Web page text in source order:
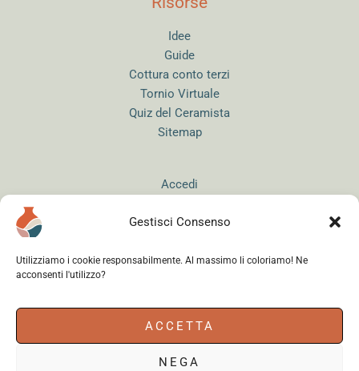
Gestisci Consenso
Utilizziamo i cookie responsabilmente. Al massimo li coloriamo! Ne
acconsenti l'utilizzo?
ACCETTA
NEGA
Idee
Guide
Cottura conto terzi
Tornio Virtuale
Quiz del Ceramista
Sitemap
Accedi